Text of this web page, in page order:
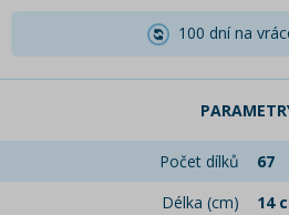
100 dní na
Počet dílků
67
Délka (cm)
14